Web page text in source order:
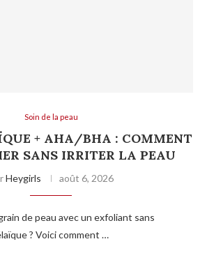
Soin de la peau
+ AHA/BHA : COMMENT
SANS IRRITER LA PEAU
Heygirls août 6, 2026
de peau avec un exfoliant sans
? Voici comment …